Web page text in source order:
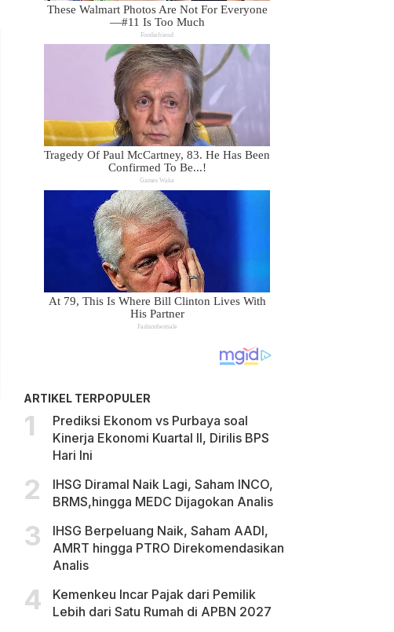
ARTIKEL TERPOPULER
Prediksi Ekonom vs Purbaya soal
Kinerja Ekonomi Kuartal II, Dirilis BPS
Hari Ini
IHSG Diramal Naik Lagi, Saham INCO,
BRMS,hingga MEDC Dijagokan Analis
IHSG Berpeluang Naik, Saham AADI,
AMRT hingga PTRO Direkomendasikan
Analis
Kemenkeu Incar Pajak dari Pemilik
Lebih dari Satu Rumah di APBN 2027